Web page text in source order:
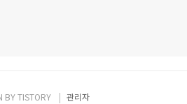
BYTISTORY 관리자